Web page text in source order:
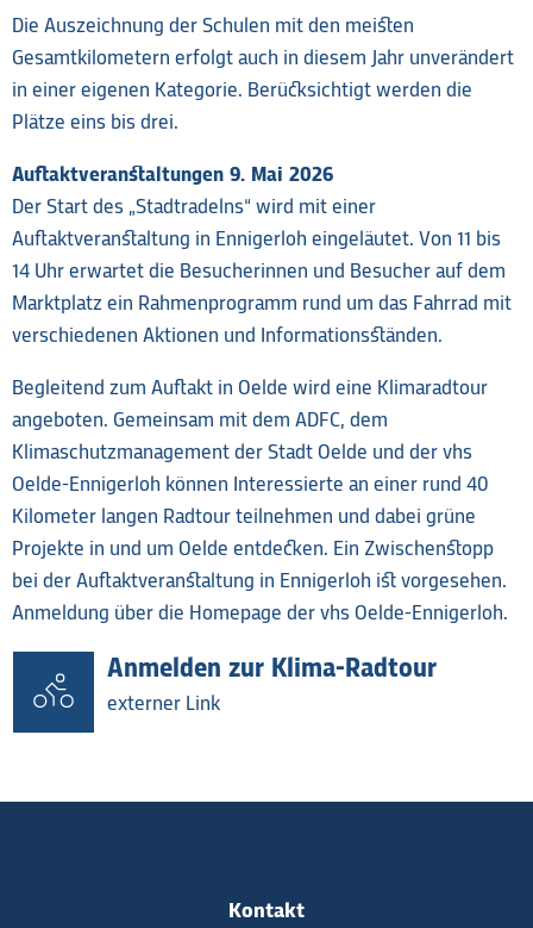
Die Auszeichnung der Schulen mit den meisten
Gesamtkilometern erfolgt auch in diesem Jahr unverändert
in einer eigenen Kategorie. Berücksichtigt werden die
Plätze eins bis drei.
Auftaktveranstaltungen 9. Mai 2026
Der Start des „Stadtradelns“ wird mit einer
Auftaktveranstaltung in Ennigerloh eingeläutet. Von 11 bis
14 Uhr erwartet die Besucherinnen und Besucher auf dem
Marktplatz ein Rahmenprogramm rund um das Fahrrad mit
verschiedenen Aktionen und Informationsständen.
Begleitend zum Auftakt in Oelde wird eine Klimaradtour
angeboten. Gemeinsam mit dem ADFC, dem
Klimaschutzmanagement der Stadt Oelde und der vhs
Oelde-Ennigerloh können Interessierte an einer rund 40
Kilometer langen Radtour teilnehmen und dabei grüne
Projekte in und um Oelde entdecken. Ein Zwischenstopp
bei der Auftaktveranstaltung in Ennigerloh ist vorgesehen.
Anmeldung über die Homepage der vhs Oelde-Ennigerloh.
Anmelden zur Klima-Radtour
externer Link
Kontakt